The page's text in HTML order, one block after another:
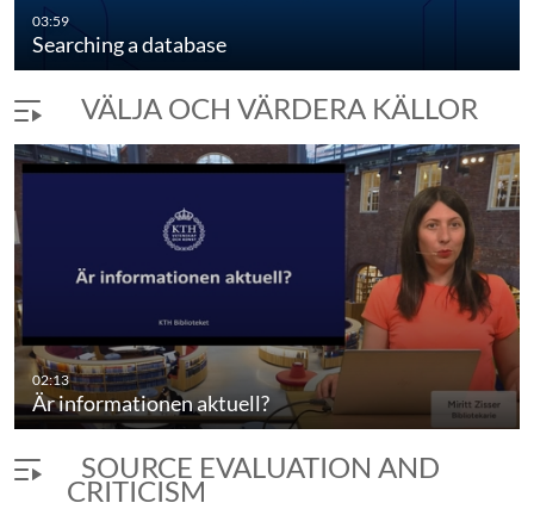
03:59
Searching a database
VÄLJA OCH VÄRDERA KÄLLOR
02:13
Är informationen aktuell?
SOURCE EVALUATION AND
CRITICISM